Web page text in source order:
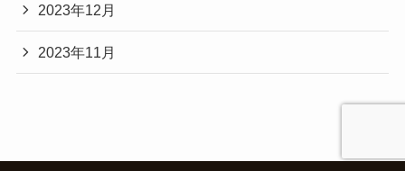
2023年12月
2023年11月